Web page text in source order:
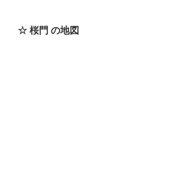
☆ 桜門 の地図